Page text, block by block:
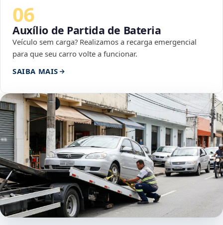
06
Auxílio de Partida de Bateria
Veículo sem carga? Realizamos a recarga emergencial
para que seu carro volte a funcionar.
SAIBA MAIS